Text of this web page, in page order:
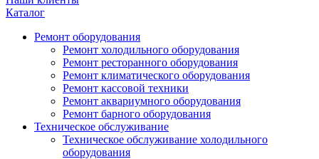
Каталог
Ремонт оборудования
Ремонт холодильного оборудования
Ремонт ресторанного оборудования
Ремонт климатического оборудования
Ремонт кассовой техники
Ремонт аквариумного оборудования
Ремонт барного оборудования
Техническое обслуживание
Техническое обслуживание холодильного
оборудования